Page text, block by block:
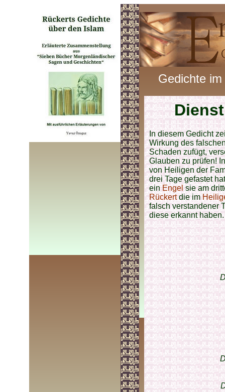
Gedichte
In diesem Gedicht
Wirkung des
Schaden zufügt,
Glauben zu prüfen!
von Heiligen der
drei Tage gefastet
einEngelsie am
Rückertdie im
falsch verstandener
diese erkannt haben.